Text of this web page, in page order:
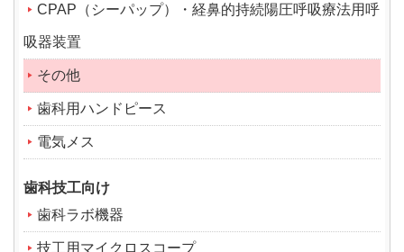
CPAP（シーパップ）・経鼻的持続陽圧呼吸療法用呼
吸器装置
その他
歯科用ハンドピース
電気メス
歯科技工向け
歯科ラボ機器
技工用マイクロスコープ